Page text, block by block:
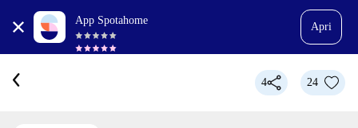
App Spotahome
Apri
4 24